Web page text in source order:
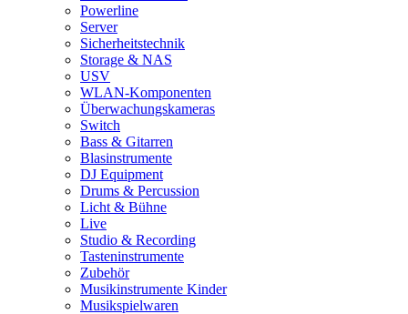
Powerline
Server
Sicherheitstechnik
Storage & NAS
USV
WLAN-Komponenten
Überwachungskameras
Switch
Bass & Gitarren
Blasinstrumente
DJ Equipment
Drums & Percussion
Licht & Bühne
Live
Studio & Recording
Tasteninstrumente
Zubehör
Musikinstrumente Kinder
Musikspielwaren